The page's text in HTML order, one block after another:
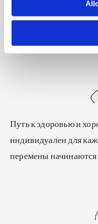
связанных
Путь к здоровью и
индивидуален для
перемены начинаются